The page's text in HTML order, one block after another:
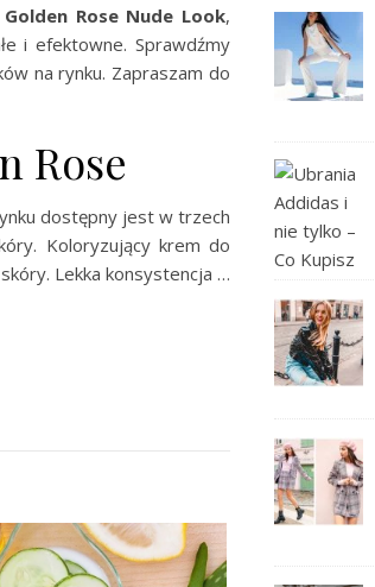
Golden Rose Nude Look,
i efektowne. Sprawdźmy
na rynku. Zapraszam do
Rose
dostępny jest w trzech
Koloryzujący krem do
Lekka konsystencja …